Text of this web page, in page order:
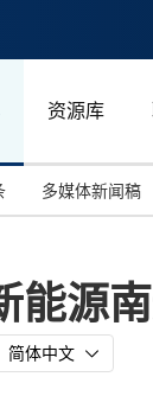
资源库
多媒体新闻稿
源
简体中文